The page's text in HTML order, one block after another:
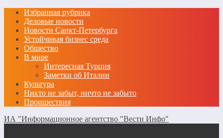
Избранная рубрика
Деловые новости
Новости Санкт-Петербурга
Устойчивая бизнес среда
Общество
В мире
Интересная Турция
Заметки об Италии
Культура
Никто не забыт, ничто не забыто
Проишествия
ИА "Информационное агентство "Вести Инфо"